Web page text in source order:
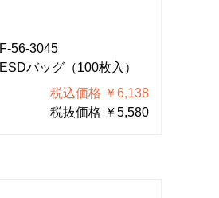
F-56-3045
ESDバッグ（100枚入）
税込価格 ￥6,138
税抜価格 ￥5,580